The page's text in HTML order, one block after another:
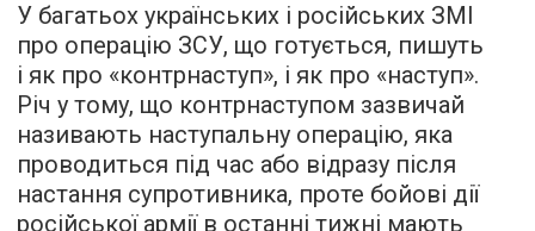
У багатьох українських і російських ЗМІ
про операцію ЗСУ, що готується, пишуть
і як про «контрнаступ», і як про «наступ».
Річ у тому, що контрнаступом зазвичай
називають наступальну операцію, яка
проводиться під час або відразу після
настання супротивника, проте бойові дії
російської армії в останні тижні мають